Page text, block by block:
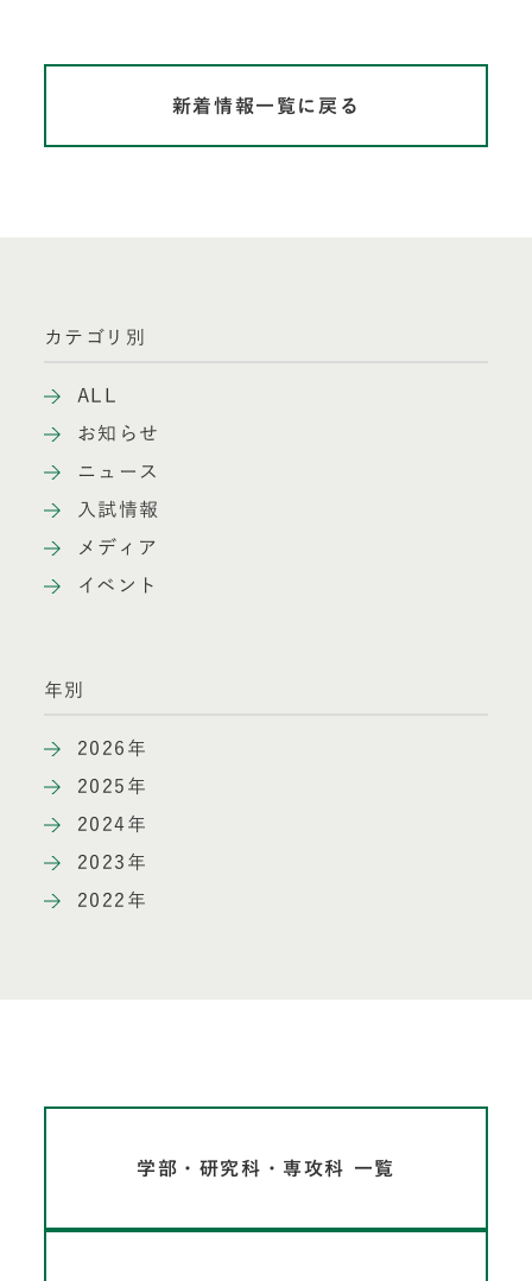
新着情報一覧に戻る
カテゴリ別
ALL
お知らせ
ニュース
入試情報
メディア
イベント
年別
2026年
2025年
2024年
2023年
2022年
学部・研究科・専攻科 一覧